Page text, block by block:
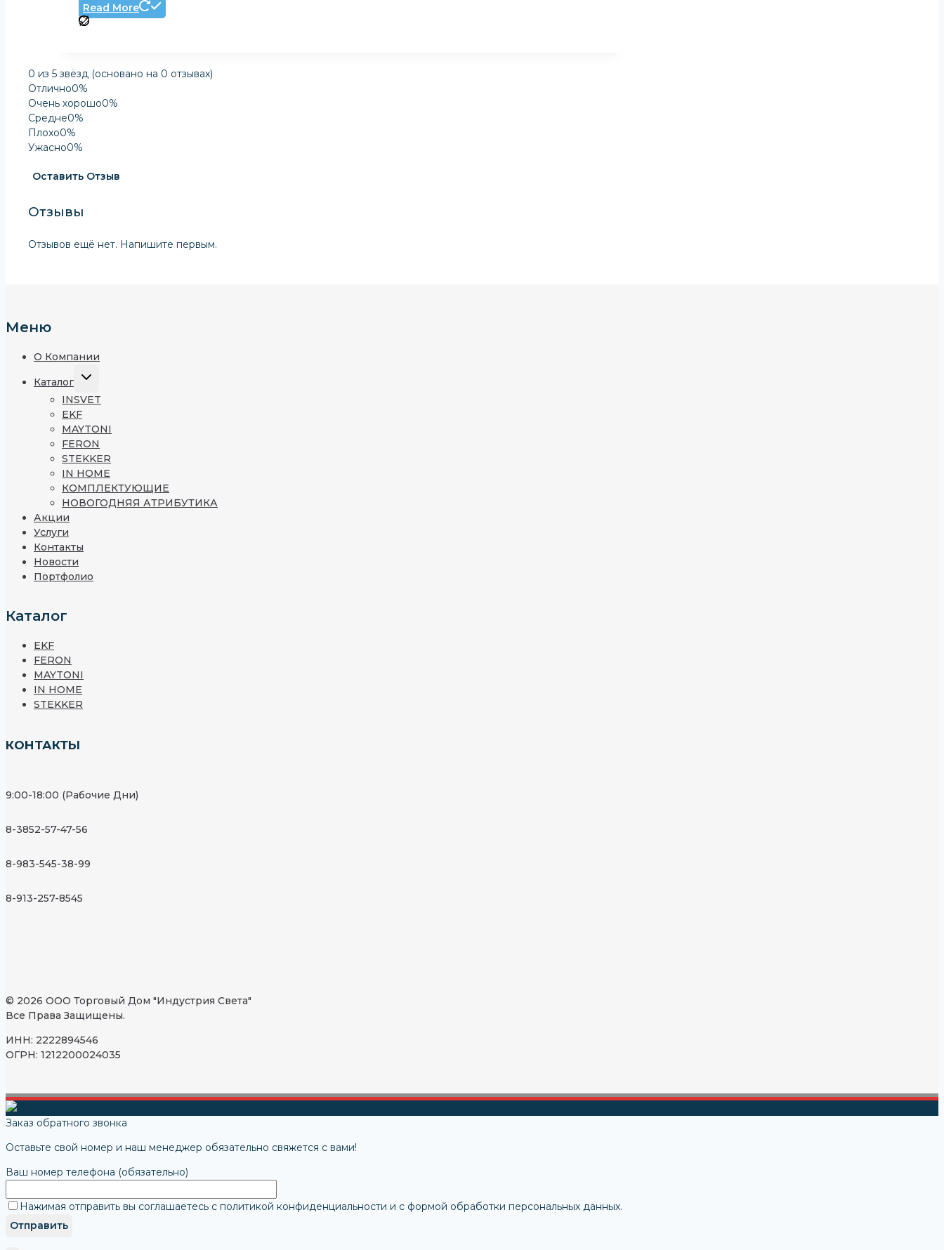
Read More
Оценка
0
из
5
0 из 5 звёзд (основано на 0 отзывах)
Отлично0%
Очень хорошо0%
Средне0%
Плохо0%
Ужасно0%
Оставить Отзыв
Отзывы
Отзывов ещё нет. Напишите первым.
Меню
О Компании
Каталог
Развернуть
Меню
INSVET
EKF
MAYTONI
FERON
STEKKER
IN HOME
КОМПЛЕКТУЮЩИЕ
НОВОГОДНЯЯ АТРИБУТИКА
Акции
Услуги
Контакты
Новости
Портфолио
Каталог
EKF
FERON
MAYTONI
IN HOME
STEKKER
КОНТАКТЫ
9:00-18:00 (Рабочие Дни)
8-3852-57-47-56
8-983-545-38-99
8-913-257-8545
© 2026 ООО Торговый Дом "Индустрия Света"
Все Права Защищены.
ИНН: 2222894546
ОГРН: 1212200024035
Заказ обратного звонка
Оставьте свой номер и наш менеджер обязательно свяжется с вами!
Ваш номер телефона (обязательно)
Нажимая отправить вы соглашаетесь с политикой конфиденциальности и с формой обработки персональных данных.